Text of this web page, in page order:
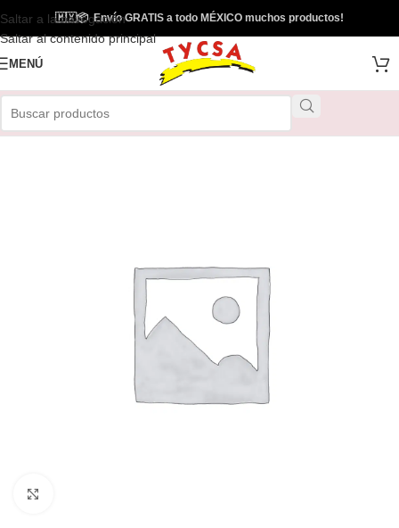
Saltar a la navegación
Saltar al contenido principal
🇲🇽📦Envío GRATIS a todo MÉXICO muchos productos!
MENÚ
Envío Gratis